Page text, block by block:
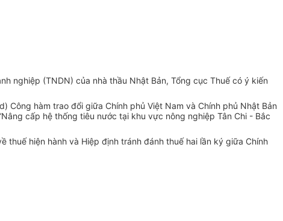
nghiệp (TNDN) của nhà thầu Nhật Bản, Tổng cục Thuế có ý kiến
hàm trao đổi giữa Chính phủ Việt Nam và Chính phủ Nhật Bản
cấp hệ thống tiêu nước tại khu vực nông nghiệp Tân Chi - Bắc
hiện hành và Hiệp định tránh đánh thuế hai lần ký giữa Chính